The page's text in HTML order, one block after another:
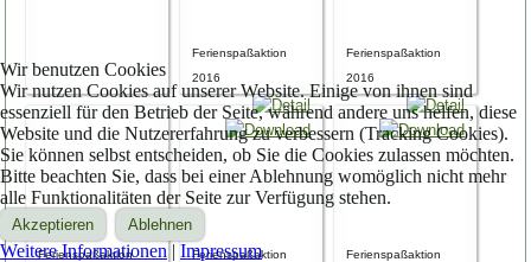
Ferienspaßaktion
2016
Ferienspaßaktion
2016
Ferienspaßaktion
Ferienspaßaktion
Ferienspaßaktion
Wir benutzen Cookies
Wir nutzen Cookies auf unserer Website. Einige von ihnen sind
essenziell für den Betrieb der Seite, während andere uns helfen, diese
Website und die Nutzererfahrung zu verbessern (Tracking Cookies).
Sie können selbst entscheiden, ob Sie die Cookies zulassen möchten.
Bitte beachten Sie, dass bei einer Ablehnung womöglich nicht mehr
alle Funktionalitäten der Seite zur Verfügung stehen.
Akzeptieren Ablehnen
Weitere Informationen | Impressum